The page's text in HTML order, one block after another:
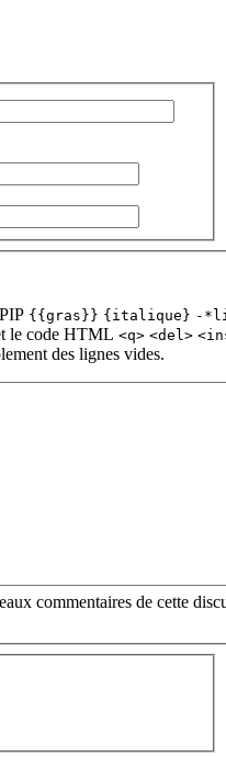
{{gras}} {italique} -
le code HTML <q> <del>
des lignes vides.
commentaires de cette